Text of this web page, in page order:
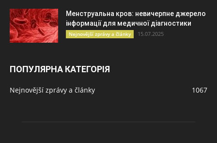
Менструальна кров: невичерпне джерело
інформації для медичної діагностики
Nejnovější zprávy a články 15.07.2025
ПОПУЛЯРНА КАТЕГОРІЯ
Nejnovější zprávy a články 1067